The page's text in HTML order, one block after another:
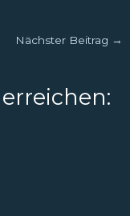
Nächster Beitrag →